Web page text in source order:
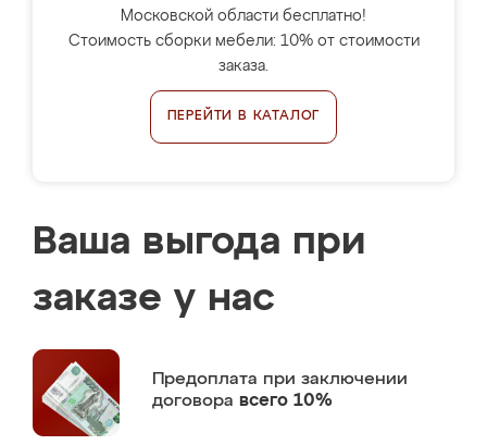
Московской области бесплатно!
Стоимость сборки мебели: 10% от стоимости
заказа.
ПЕРЕЙТИ В КАТАЛОГ
Ваша выгода при
заказе у нас
Предоплата при заключении
договора всего 10%